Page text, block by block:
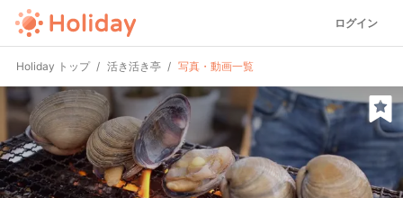
ログイン
Holiday トップ 活き活き亭 写真・動画一覧